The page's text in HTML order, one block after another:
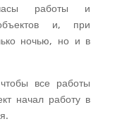
работы и
и, при
ночью, но и в
все работы
начал работу в